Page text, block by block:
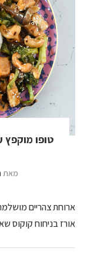
טופו מוקפץ
מאת
ארוחת צהריים
אורז בניחוח קוקוס